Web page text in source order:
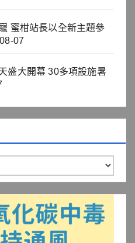
蜜柑站長以全新主題參
07
盛大開幕 30多項設施暑